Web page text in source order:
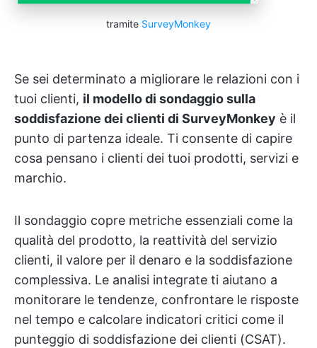
tramite SurveyMonkey
Se sei determinato a migliorare le relazioni con i
tuoi clienti, il modello di sondaggio sulla
soddisfazione dei clienti di SurveyMonkey è il
punto di partenza ideale. Ti consente di capire
cosa pensano i clienti dei tuoi prodotti, servizi e
marchio.
Il sondaggio copre metriche essenziali come la
qualità del prodotto, la reattività del servizio
clienti, il valore per il denaro e la soddisfazione
complessiva. Le analisi integrate ti aiutano a
monitorare le tendenze, confrontare le risposte
nel tempo e calcolare indicatori critici come il
punteggio di soddisfazione dei clienti (CSAT).